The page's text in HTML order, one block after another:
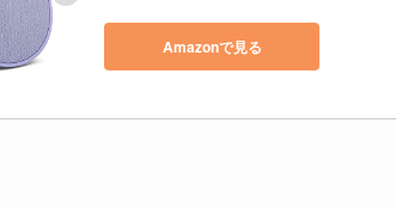
Amazonで見る